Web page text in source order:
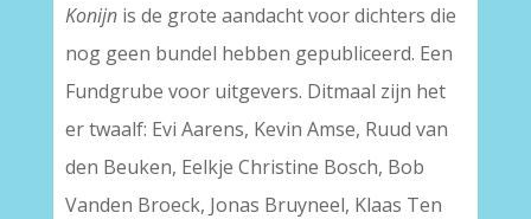
Konijnis de grote aandacht voor dichters die
nog geen bundel hebben gepubliceerd. Een
Fundgrube voor uitgevers. Ditmaal zijn het
er twaalf: Evi Aarens, Kevin Amse, Ruud van
den Beuken, Eelkje Christine Bosch, Bob
Vanden Broeck, Jonas Bruyneel, Klaas Ten